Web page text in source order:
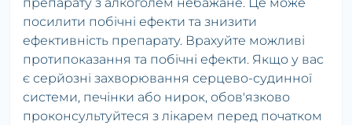
посилити побічні ефекти та знизити
ефективність препарату. Врахуйте можливі
протипоказання та побічні ефекти. Якщо у вас
є серйозні захворювання серцево-судинної
системи, печінки або нирок, обов'язково
проконсультуйтеся з лікарем перед початком